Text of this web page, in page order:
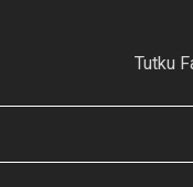
Tutku